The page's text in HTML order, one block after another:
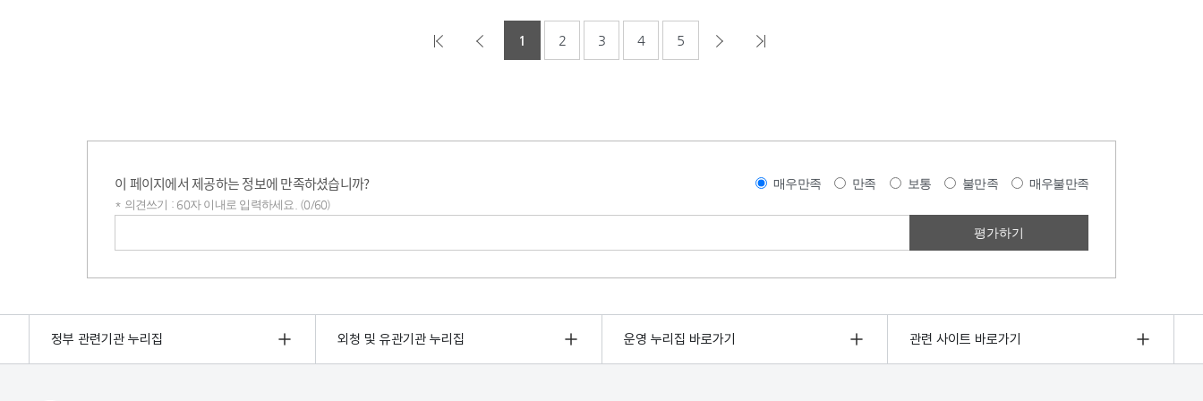
1 2 3 4 5
이 페이지에서 제공하는 정보에 만족하셨습니까? 매우만족 만족 보통 불만족 매우불만족
* 의견쓰기 : 60자 이내로 입력하세요. (0/60)
정부 관련기관 누리집 외청 및 유관기관 누리집 운영 누리집 바로가기 관련 사이트 바로가기